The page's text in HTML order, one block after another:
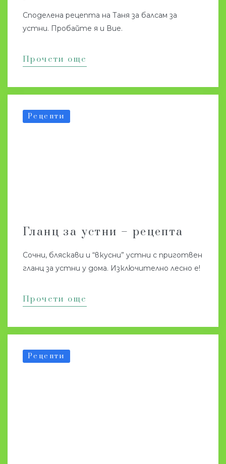
Споделена рецепта на Таня за балсам за
устни. Пробайте я и Вие.
Прочети още
Рецепти
Гланц за устни – рецепта
Сочни, бляскави и “вкусни” устни с приготвен
гланц за устни у дома. Изключително лесно е!
Прочети още
Рецепти